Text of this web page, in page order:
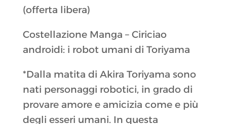
(offerta libera)
Costellazione Manga – Ciriciao
androidi: i robot umani di Toriyama
*Dalla matita di Akira Toriyama sono
nati personaggi robotici, in grado di
provare amore e amicizia come e più
degli esseri umani. In questa